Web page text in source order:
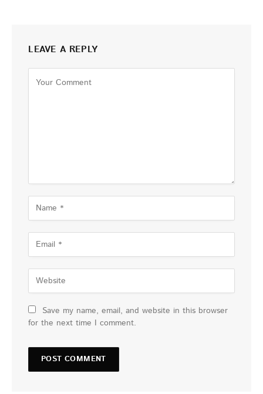
LEAVE A REPLY
Save my name, email, and website in this browser
for the next time I comment.